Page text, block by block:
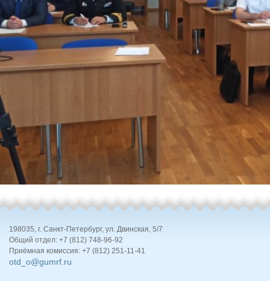
198035, г. Санкт-Петербург, ул. Двинская, 5/7
Общий отдел: +7 (812) 748-96-92
Приёмная комиссия: +7 (812) 251-11-41
otd_o@gumrf.ru